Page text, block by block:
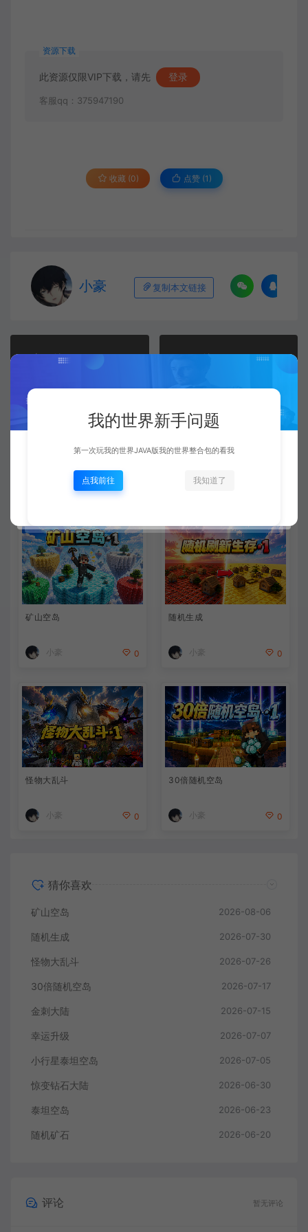
资源下载
此资源仅限VIP下载，请先 登录
客服qq：375947190
收藏 (0) 点赞 (1 )
小豪 复制本文链接
上一篇：
下一篇：
相关文章
矿山空岛
小豪 0
随机生成
小豪 0
怪物大乱斗
小豪 0
30倍随机空岛
小豪 0
猜你喜欢
矿山空岛 2026-08-06
随机生成 2026-07-30
怪物大乱斗 2026-07-26
30倍随机空岛 2026-07-17
金刺大陆 2026-07-15
幸运升级 2026-07-07
小行星泰坦空岛 2026-07-05
惊变钻石大陆 2026-06-30
泰坦空岛 2026-06-23
随机矿石 2026-06-20
评论 暂无评论
我的世界新手问题
第一次玩我的世界JAVA版我的世界整合包的看我
点我前往 我知道了